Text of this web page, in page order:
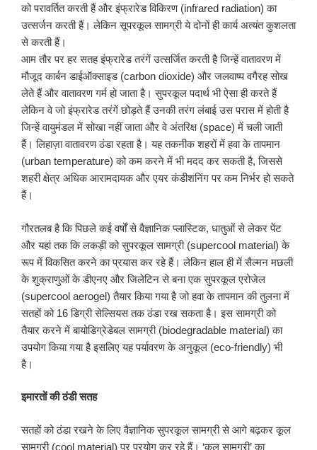
को परावर्तित करती हैं और इंफ्रारेड विकिरण (infrared radiation) का
उत्सर्जन करती हैं। लेकिन सूपरकूल सामग्री ये दोनों ही कार्य अत्यंत कुशलता
से करती हैं।
आम तौर पर हर सतह इंफ्रारेड तरंगें उत्सर्जित करती है जिन्हें वातावरण में
मौजूद कार्बन डाईऑक्साइड (carbon dioxide) और जलवाष्प वगैरह सोख
लेते हैं और वातावरण गर्म हो जाता है। सुपरकूल पदार्थ भी ऐसा ही करते हैं
लेकिन वे जो इंफ्रारेड तरंगें छोड़ते हैं उनकी तरंग लंबाई उस परास में होती है
जिन्हें वायुमंडल में सोखा नहीं जाता और वे अंतरिक्ष (space) में चली जाती
हैं। लिहाज़ा वातावरण ठंडा रहता है। यह तकनीक शहरों में हवा के तापमान
(urban temperature) को कम करने में भी मदद कर सकती है, जिससे
शहरी क्षेत्र अधिक आरामदायक और एयर कंडीशनिंग पर कम निर्भर हो सकते
हैं।
गौरतलब है कि पिछले कई वर्षों से वैज्ञानिक प्लास्टिक, धातुओं से लेकर पेंट
और यहां तक कि लकड़ी को सुपरकूल सामग्री (supercool material) के
रूप में विकसित करने का प्रयास कर रहे हैं। लेकिन हाल ही में सैल्मन मछली
के शुक्राणुओं के डीएनए और जिलेटिन से बना एक सुपरकूल एरोजेल
(supercool aerogel) तैयार किया गया है जो हवा के तापमान की तुलना में
सतहों को 16 डिग्री सेल्सियस तक ठंडा रख सकता है। इस सामग्री को
तैयार करने में बायोडिग्रेडेबल सामग्री (biodegradable material) का
उपयोग किया गया है इसलिए यह पर्यावरण के अनुकूल (eco-friendly) भी
है।
इमारतों की ठंडी सतह
सतहों को ठंडा रखने के लिए वैज्ञानिक सुपरकूल सामग्री से आगे बढ़कर कूल
सामग्री (cool material) पर प्रयोग कर रहे हैं। ‘कूल सामग्री’ का